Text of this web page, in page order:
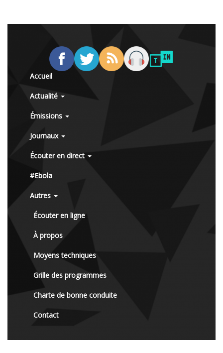
Accueil
Actualité
Émissions
Journaux
Écouter en direct
#Ebola
Autres
Écouter en ligne
À propos
Moyens techniques
Grille des programmes
Charte de bonne conduite
Contact